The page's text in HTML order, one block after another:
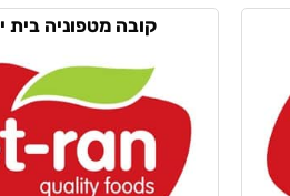
קובה מטפוניה בית